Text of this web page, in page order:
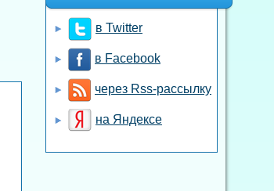
в Twitter
в Facebook
через Rss-рассылку
на Яндексе